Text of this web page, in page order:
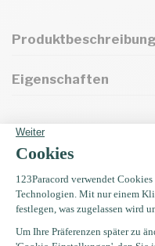
Produktbeschreibung
Eigenschaften
Oft zusammen
Paracord
Auf Lager